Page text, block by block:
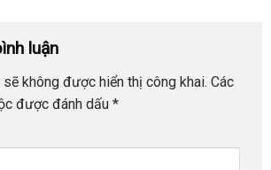
luận
sẽ không được hiển thị công khai. Các
được đánh dấu *